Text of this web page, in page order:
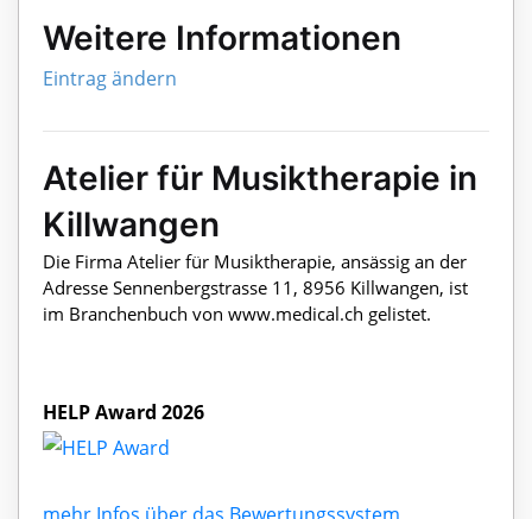
Weitere Informationen
Eintrag ändern
Atelier für Musiktherapie in
Killwangen
Die Firma Atelier für Musiktherapie, ansässig an der
Adresse Sennenbergstrasse 11, 8956 Killwangen, ist
im Branchenbuch von www.medical.ch gelistet.
HELP Award 2026